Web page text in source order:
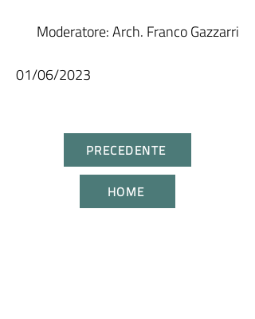
Moderatore: Arch. Franco Gazzarri
01/06/2023
PRECEDENTE
HOME